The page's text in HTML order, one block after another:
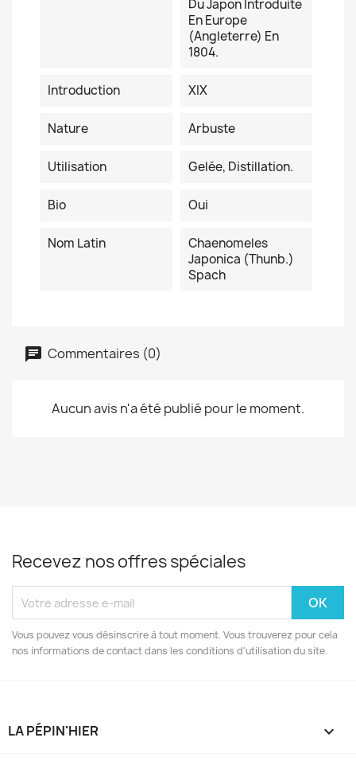
Du Japon Introduite
En Europe
(Angleterre) En
1804.
Introduction XIX
Nature Arbuste
Utilisation Gelée, Distillation.
Bio Oui
Nom Latin
Chaenomeles
Japonica (Thunb.)
Spach
Commentaires (0)
Aucun avis n'a été publié pour le moment.
Recevez nos offres spéciales
Vous pouvez vous désinscrire à tout moment. Vous trouverez pour cela
nos informations de contact dans les conditions d'utilisation du site.
LA PÉPIN'HIER 